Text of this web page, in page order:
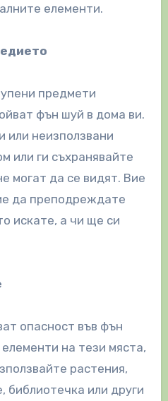
елементи.
предмети
фън шуй в дома ви.
или неизползвани
или ги съхранявайте
могат да се видят. Вие
да преподреждате
искате, а чи ще си
опасност във фън
на тези мяста,
растения,
библиотечка или други